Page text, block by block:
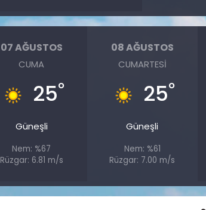
07 AĞUSTOS
CUMA
25°
Güneşli
Nem: %67
Rüzgar: 6.81 m/s
08 AĞUSTOS
CUMARTESI
25°
Güneşli
Nem: %61
Rüzgar: 7.00 m/s